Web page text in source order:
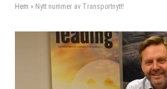
Hem » Nytt nummer av Transportnytt!